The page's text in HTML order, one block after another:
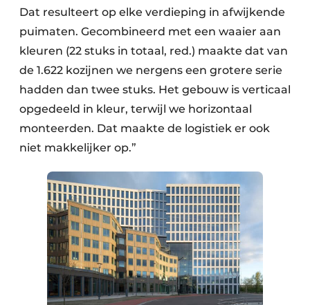
Dat resulteert op elke verdieping in afwijkende
puimaten. Gecombineerd met een waaier aan
kleuren (22 stuks in totaal, red.) maakte dat van
de 1.622 kozijnen we nergens een grotere serie
hadden dan twee stuks. Het gebouw is verticaal
opgedeeld in kleur, terwijl we horizontaal
monteerden. Dat maakte de logistiek er ook
niet makkelijker op.”